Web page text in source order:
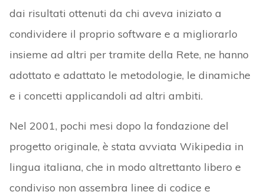
dai risultati ottenuti da chi aveva iniziato a
condividere il proprio software e a migliorarlo
insieme ad altri per tramite della Rete, ne hanno
adottato e adattato le metodologie, le dinamiche
e i concetti applicandoli ad altri ambiti.
Nel 2001, pochi mesi dopo la fondazione del
progetto originale, è stata avviata Wikipedia in
lingua italiana, che in modo altrettanto libero e
condiviso non assembra linee di codice e